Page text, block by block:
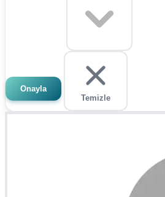
Onayla
Temizle